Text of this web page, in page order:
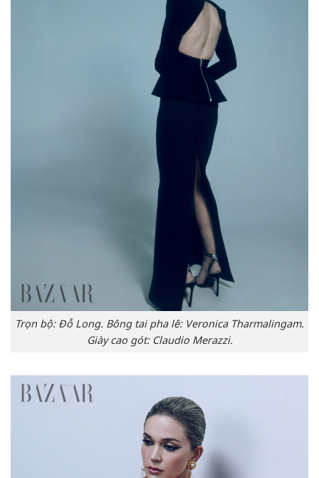
Trọn bộ: Đỗ Long. Bông tai pha lê: Veronica Tharmalingam.
Giày cao gót: Claudio Merazzi.